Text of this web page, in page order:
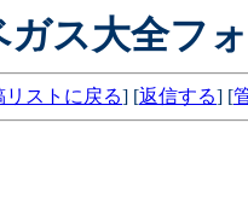
ガス大全フ
リストに戻る] [返信する] [